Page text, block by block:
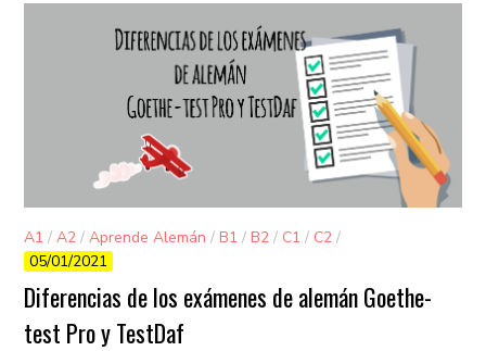
A1 /A2 /Aprende Alemán /B1 /B2 / C1 / C2 /
Exámenes Alemán
de alemán
05/01/2021
Diferencias de los exámenes de alemán Goethe-
test Pro y TestDaf